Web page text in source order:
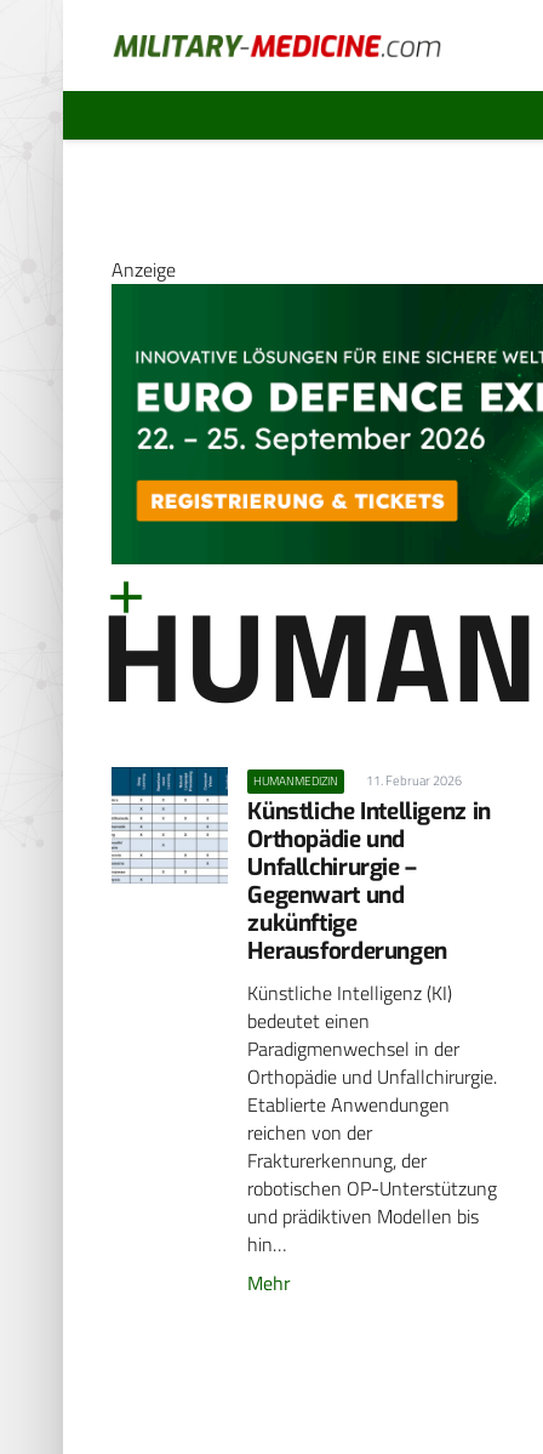
Anzeige
HUMANMEDIZIN 11. Februar 2026
Künstliche Intelligenz in
Orthopädie und
Unfallchirurgie –
Gegenwart und
zukünftige
Herausforderungen
Künstliche Intelligenz (KI)
bedeutet einen
Paradigmenwechsel in der
Orthopädie und Unfallchirurgie.
Etablierte Anwendungen
reichen von der
Frakturerkennung, der
robotischen OP-Unterstützung
und prädiktiven Modellen bis
hin…
Mehr